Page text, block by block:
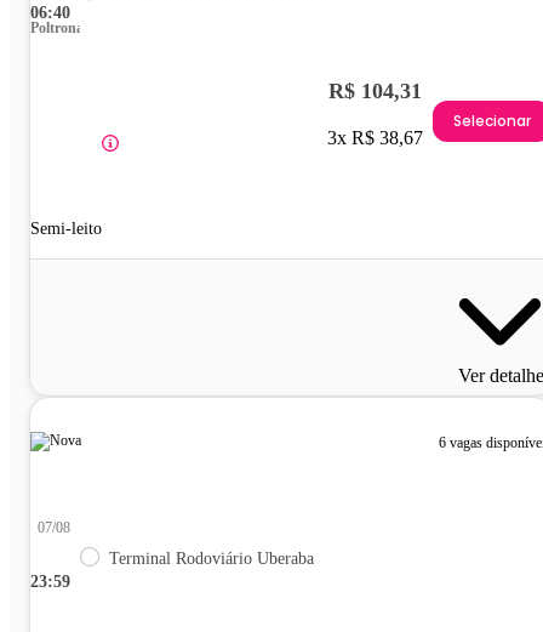
06:40
Poltrona
Semi-leito
R$ 104,31
3x R$ 38,67
Selecionar
Ver
6 vagas
23:59
07/08
Terminal Rodoviário Uberaba